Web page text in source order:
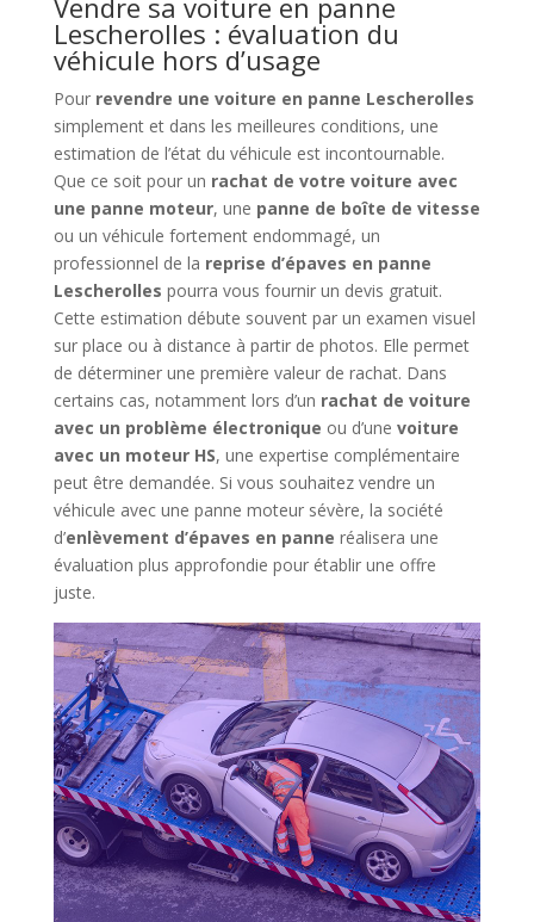
Vendre sa voiture en panne
Lescherolles : évaluation du
véhicule hors d’usage
Pour revendre une voiture en panne Lescherolles
simplement et dans les meilleures conditions, une
estimation de l’état du véhicule est incontournable.
Que ce soit pour un rachat de votre voiture avec
une panne moteur, une panne de boîte de vitesse
ou un véhicule fortement endommagé, un
professionnel de la reprise d’épaves en panne
Lescherolles pourra vous fournir un devis gratuit.
Cette estimation débute souvent par un examen visuel
sur place ou à distance à partir de photos. Elle permet
de déterminer une première valeur de rachat. Dans
certains cas, notamment lors d’un rachat de voiture
avec un problème électronique ou d’une voiture
avec un moteur HS, une expertise complémentaire
peut être demandée. Si vous souhaitez vendre un
véhicule avec une panne moteur sévère, la société
d’enlèvement d’épaves en panne réalisera une
évaluation plus approfondie pour établir une offre
juste.